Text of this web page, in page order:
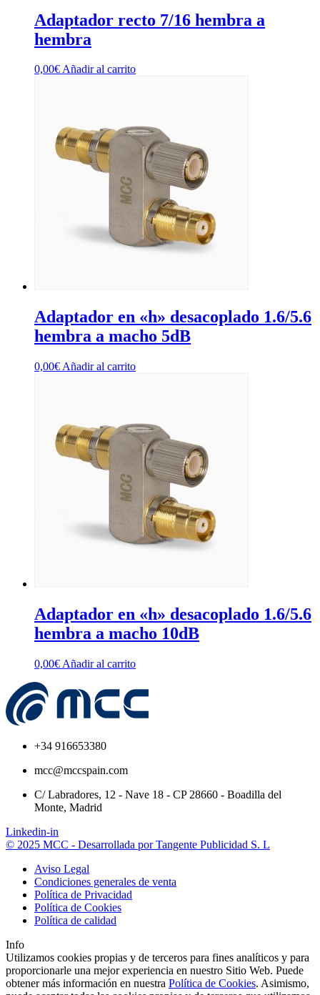
Adaptador recto 7/16 hembra a
hembra
0,00€Añadir al carrito
Adaptador en «h» desacoplado 1.6/5.6
hembra a macho 5dB
0,00€ Añadir al carrito
Adaptador en «h» desacoplado 1.6/5.6
hembra a macho 10dB
0,00€ Añadir al carrito
+34 916653380
mcc@mccspain.com
C/ Labradores, 12 - Nave 18 - CP 28660 - Boadilla del
Monte, Madrid
Linkedin-in
© 2025 MCC - Desarrollada por Tangente Publicidad S. L
Aviso Legal
Condiciones generales de venta
Política de Privacidad
Política de Cookies
Política de calidad
Info
Utilizamos cookies propias y de terceros para fines analíticos y para
proporcionarle una mejor experiencia en nuestro Sitio Web. Puede
obtener más información en nuestra Política de Cookies. Asimismo,